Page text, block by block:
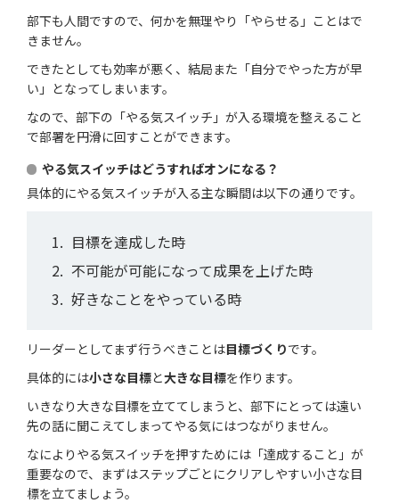
部下も人間ですので、何かを無理やり「やらせる」ことはで
きません。
できたとしても効率が悪く、結局また「自分でやった方が早
い」となってしまいます。
なので、部下の「やる気スイッチ」が入る環境を整えること
で部署を円滑に回すことができます。
やる気スイッチはどうすればオンになる？
具体的にやる気スイッチが入る主な瞬間は以下の通りです。
目標を達成した時
不可能が可能になって成果を上げた時
好きなことをやっている時
リーダーとしてまず行うべきことは目標づくりです。
具体的には小さな目標と大きな目標を作ります。
いきなり大きな目標を立ててしまうと、部下にとっては遠い
先の話に聞こえてしまってやる気にはつながりません。
なによりやる気スイッチを押すためには「達成すること」が
重要なので、まずはステップごとにクリアしやすい小さな目
標を立てましょう。